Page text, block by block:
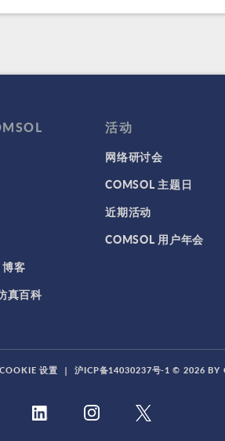
客
真百科
活动
网络研讨会
COMSOL 主题日
近期活动
COMSOL 用户年会
COOKIE 设置 | 沪ICP备14030237号-1 © 2026 BY